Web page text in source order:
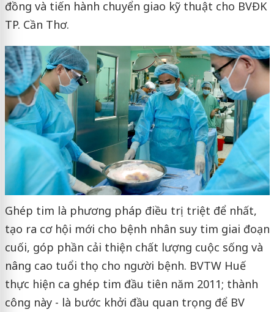
đồng và tiến hành chuyển giao kỹ thuật cho BVĐK
TP. Cần Thơ.
Ghép tim là phương pháp điều trị triệt để nhất,
tạo ra cơ hội mới cho bệnh nhân suy tim giai đoạn
cuối, góp phần cải thiện chất lượng cuộc sống và
nâng cao tuổi thọ cho người bệnh. BVTW Huế
thực hiện ca ghép tim đầu tiên năm 2011; thành
công này - là bước khởi đầu quan trọng để BV